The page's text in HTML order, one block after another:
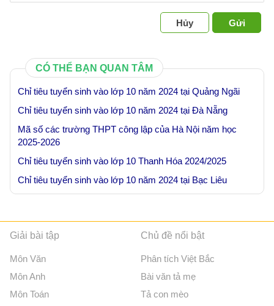
Hủy Gửi
CÓ THỂ BẠN QUAN TÂM
Chỉ tiêu tuyển sinh vào lớp 10 năm 2024 tại Quảng Ngãi
Chỉ tiêu tuyển sinh vào lớp 10 năm 2024 tại Đà Nẵng
Mã số các trường THPT công lập của Hà Nội năm học
2025-2026
Chỉ tiêu tuyển sinh vào lớp 10 Thanh Hóa 2024/2025
Chỉ tiêu tuyển sinh vào lớp 10 năm 2024 tại Bạc Liêu
Giải bài tập
Môn Văn
Môn Anh
Môn Toán
Chủ đề nổi bật
Phân tích Việt Bắc
Bài văn tả mẹ
Tả con mèo